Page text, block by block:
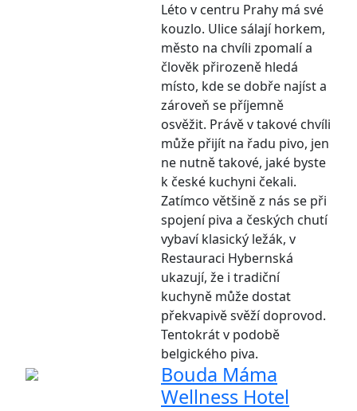
Léto v centru Prahy má své
kouzlo. Ulice sálají horkem,
město na chvíli zpomalí a
člověk přirozeně hledá
místo, kde se dobře najíst a
zároveň se příjemně
osvěžit. Právě v takové chvíli
může přijít na řadu pivo, jen
ne nutně takové, jaké byste
k české kuchyni čekali.
Zatímco většině z nás se při
spojení piva a českých chutí
vybaví klasický ležák, v
Restauraci Hybernská
ukazují, že i tradiční
kuchyně může dostat
překvapivě svěží doprovod.
Tentokrát v podobě
belgického piva.
Bouda Máma
Wellness Hotel